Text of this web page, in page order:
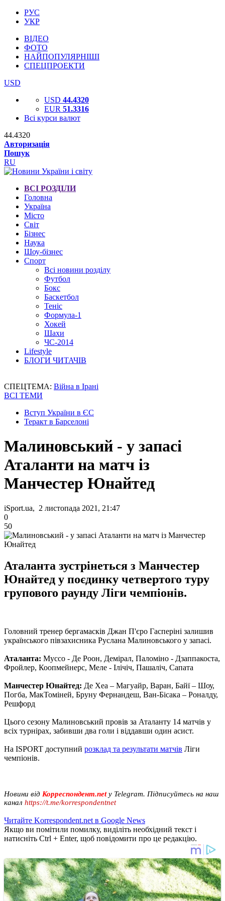
РУС
УКР
ВІДЕО
ФОТО
НАЙПОПУЛЯРНІШІ
СПЕЦПРОЕКТИ
USD
USD 44.4320
EUR 51.3316
Всі курси валют
44.4320
Авторизація
Пошук
RU
ВСІ РОЗДІЛИ
Головна
Україна
Місто
Світ
Бізнес
Наука
Шоу-бізнес
Спорт
Всі новини розділу
Футбол
Бокс
Баскетбол
Теніс
Формула-1
Хокей
Шахи
ЧС-2014
Lifestyle
БЛОГИ ЧИТАЧІВ
СПЕЦТЕМА: Війна в Ірані
ВСІ ТЕМИ
Вступ України в ЄС
Теракт в Барселоні
Малиновський - у запасі
Аталанти на матч із
Манчестер Юнайтед
iSport.ua, 2 листопада 2021, 21:47
0
50
Аталанта зустрінеться з Манчестер
Юнайтед у поєдинку четвертого туру
групового раунду Ліги чемпіонів.
Головний тренер бергамасків Джан П'єро Гасперіні залишив
українського півзахисника Руслана Малиновського у запасі.
Аталанта: Муссо - Де Роон, Демірал, Паломіно - Дзаппакоста,
Фройлер, Коопмейнерс, Меле - Ілічіч, Пашаліч, Сапата
Манчестер Юнайтед: Де Хеа – Магуайр, Варан, Байї – Шоу,
Погба, МакТоміней, Бруну Фернандеш, Ван-Бісака – Роналду,
Решфорд
Цього сезону Малиновський провів за Аталанту 14 матчів у
всіх турнірах, забивши два голи і віддавши один асист.
На ISPORT доступний розклад та результати матчів Ліги
чемпіонів.
Новини від Корреспондент.netу Telegram. Підписуйтесь на наш
канал https://t.me/korrespondentnet
Читайте Korrespondent.net в Google News
Якщо ви помітили помилку, виділіть необхідний текст і
натисніть Ctrl + Enter, щоб повідомити про це редакцію.